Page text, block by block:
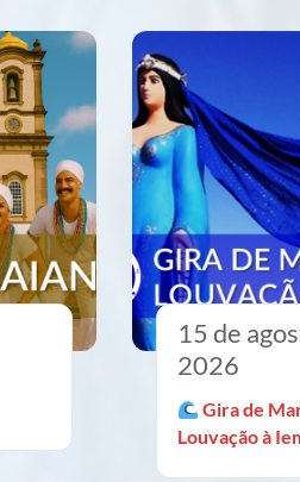
15 de
2026
Gira de
Louvação à